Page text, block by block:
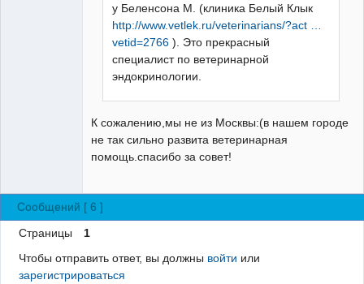
у Беленсона М. (клиника Белый Клык
http://www.vetlek.ru/veterinarians/?act …
vetid=2766 ). Это прекрасный
специалист по ветеринарной
эндокринологии.
К сожалению,мы не из Москвы:(в нашем городе
не так сильно развита ветеринарная
помощь.спасибо за совет!
Сообщений [ 6 ]
Страницы
1
Чтобы отправить ответ, вы должны войти или
зарегистрироваться